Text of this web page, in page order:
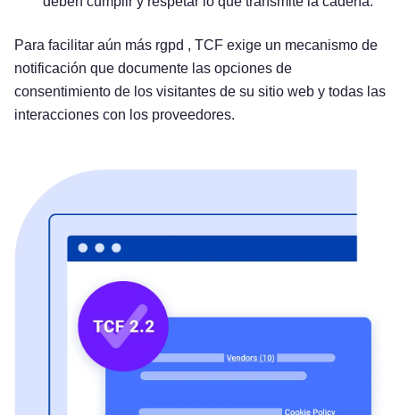
Para facilitar aún más rgpd , TCF exige un mecanismo de
notificación que documente las opciones de
consentimiento de los visitantes de su sitio web y todas las
interacciones con los proveedores.